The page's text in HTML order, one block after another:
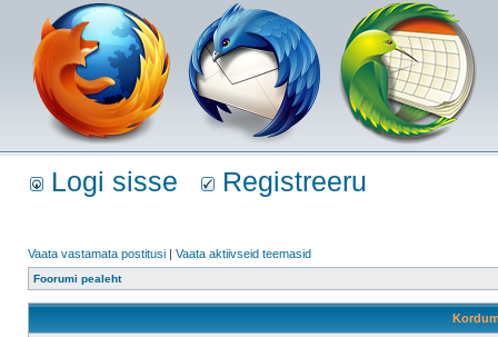
Logi sisse Registreeru
Vaata vastamata postitusi | Vaata aktiivseid teemasid
Foorumi pealeht